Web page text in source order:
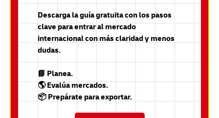
Descarga la guía gratuita con los pasos
clave para entrar al mercado
internacional con más claridad y menos
dudas.
📘 Planea.
🌎 Evalúa mercados.
📦 Prepárate para exportar.